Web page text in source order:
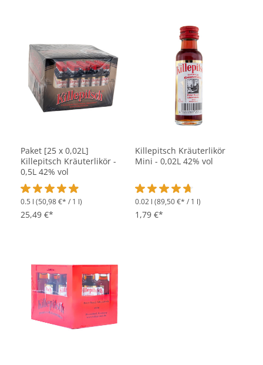
Paket [25 x 0,02L]
Killepitsch Kräuterlikör -
0,5L 42% vol
Durchschnittliche Bewertung von 4.9 von 5 Sternen
0.5 l (50,98 €* / 1 l)
25,49 €*
Killepitsch Kräuterlikör
Mini - 0,02L 42% vol
Durchschnittliche Bewertung
0.02 l (89,50 €* / 1 l)
1,79 €*